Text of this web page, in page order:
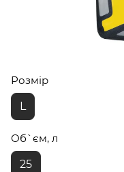
Розмір
L
Об`єм, л
25